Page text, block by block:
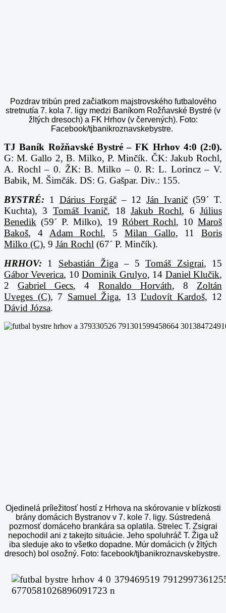
Pozdrav tribún pred začiatkom majstrovského futbalového
stretnutía 7. kola 7. ligy medzi Baníkom Rožňavské Bystré (v
žltých dresoch) a FK Hrhov (v červených). Foto:
Facebook/tjbanikroznavskebystre.
TJ Baník Rožňavské Bystré – FK Hrhov 4:0 (2:0).
G: M. Gallo 2, B. Milko, P. Minčík. ČK: Jakub Rochl,
A. Rochl – 0. ŽK: B. Milko – 0. R: L. Lorincz – V.
Babik, M. Šimčák. DS: G. Gašpar. Div.: 155.
BYSTRÉ: 1 Dárius Forgáč– 12Ján Ivanič (59´ T.
Kuchta), 3 Tomáš Ivanič, 18 Jakub Rochl, 6 Július
Benedik (59´ P. Milko), 19 Róbert Rochl, 10 Maroš
Bakoš, 4 Adam Rochl, 5 Milan Gallo, 11 Boris
Milko (C), 9 Ján Rochl (67´ P. Minčík).
HRHOV: 1 Sebastián Žiga – 5Tomáš Zsigrai, 15
Gábor Veverica, 10Dominik Grulyo, 14 Daniel Klučik,
2Gabriel Gecs, 4 Ronaldo Horváth, 8 Zoltán
Uveges (C), 7 Samuel Žiga, 13 Ľudovít Kardoš, 12
Dávid Józsa.
Ojedinelá príležitosť hostí z Hrhova na skórovanie v blízkosti
brány domácich Bystranov v 7. kole 7. ligy. Sústredená
pozrnosť domáceho brankára sa oplatila. Strelec T. Zsigrai
nepochodil ani z takejto situácie. Jeho spoluhráč T. Žiga už
iba sleduje ako to všetko dopadne. Múr domácich (v žltých
dresoch) bol osožný. Foto: facebook/tjbanikroznavskebystre.